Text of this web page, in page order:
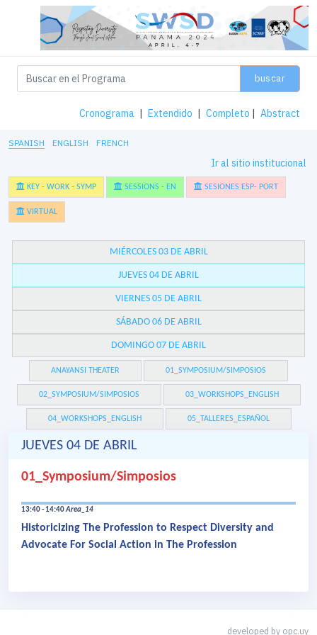
buscar
Cronograma | Extendido | Completo | Abstract
SPANISH ENGLISH FRENCH
Ir al sitio institucional
KEY - WORK - SYMP SESSIONS - EN SESIONES ESP- PORT
VIRTUAL
MIÉRCOLES 03 DE ABRIL
JUEVES 04 DE ABRIL
VIERNES 05 DE ABRIL
SÁBADO 06 DE ABRIL
DOMINGO 07 DE ABRIL
ANAYANSI THEATER 01_SYMPOSIUM/SIMPOSIOS
02_SYMPOSIUM/SIMPOSIOS 03_WORKSHOPS_ENGLISH
04_WORKSHOPS_ENGLISH 05_TALLERES_ESPAÑOL
JUEVES 04 DE ABRIL
01_Symposium/Simposios
13:40 - 14:40Area_14
Historicizing The Profession to Respect Diversity and
Advocate For Social Action in The Profession
developed by opc.uy